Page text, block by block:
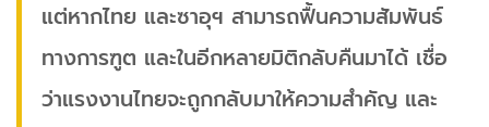
แต่หากไทย และซาอุฯ สามารถฟื้นความสัมพันธ์
ทางการฑูต และในอีกหลายมิติกลับคืนมาได้ เชื่อ
ว่าแรงงานไทยจะถูกกลับมาให้ความสำคัญ และ